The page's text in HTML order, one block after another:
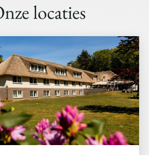
locaties